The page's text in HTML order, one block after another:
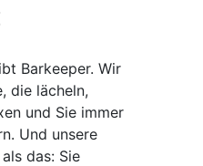
Barkeeper. Wir
die lächeln,
und Sie immer
Und unsere
das: Sie